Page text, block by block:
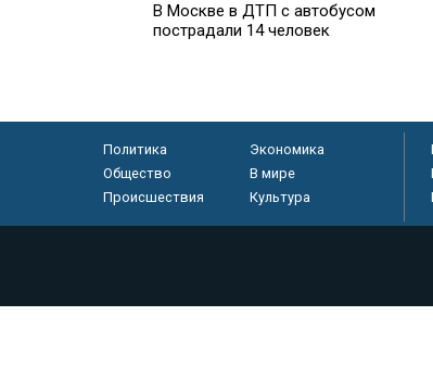
В Москве в ДТП с автобусом
пострадали 14 человек
Политика
Экономика
Общество
В мире
Происшествия
Культура
Федеральной службе по надзору в сфере связи,